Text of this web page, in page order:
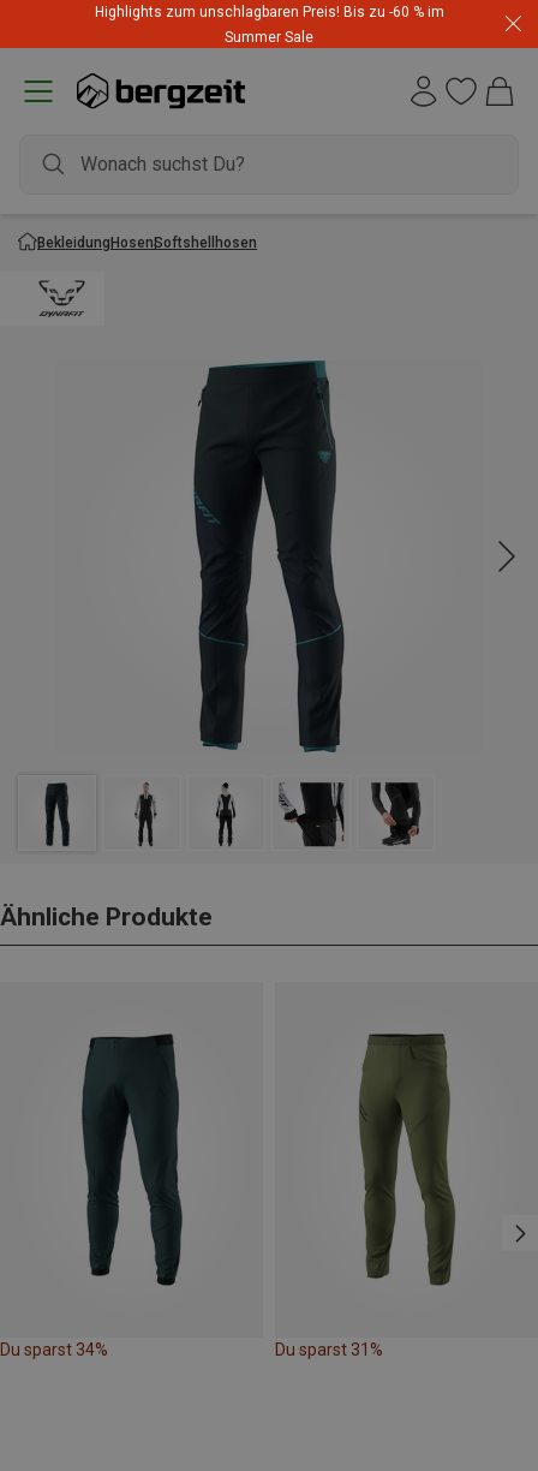
Highlights zum unschlagbaren Preis! Bis zu -60 % im
Summer Sale
BekleidungHosenSoftshellhosen
Ähnliche Produkte
Du sparst 34% Du sparst 31%